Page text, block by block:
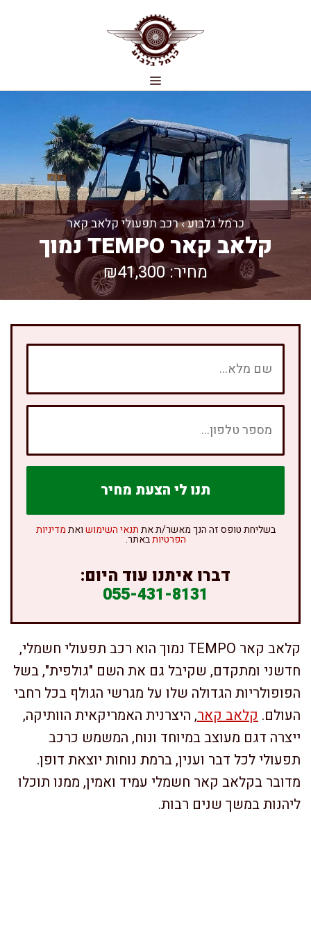
תפריט
כרמל גלבוע›רכב תפעולי קלאב קאר
קלאב קאר TEMPO נמוך
מחיר: ₪41,300
בשליחת טופס זה הנך מאשר/ת אתתנאי השימושואתמדיניות
הפרטיותבאתר.
דברו איתנו עוד היום:
055-431-8131
קלאב קאר TEMPO נמוך הוא רכב תפעולי חשמלי,
חדשני ומתקדם, שקיבל גם את השם "גולפית", בשל
הפופולריות הגדולה שלו על מגרשי הגולף בכל רחבי
העולם. קלאב קאר, היצרנית האמריקאית הוותיקה,
ייצרה דגם מעוצב במיוחד ונוח, המשמש כרכב
תפעולי לכל דבר וענין, ברמת נוחות יוצאת דופן.
מדובר בקלאב קאר חשמלי עמיד ואמין, ממנו תוכלו
ליהנות במשך שנים רבות.